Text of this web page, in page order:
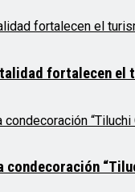
fortalecen el
condecoración